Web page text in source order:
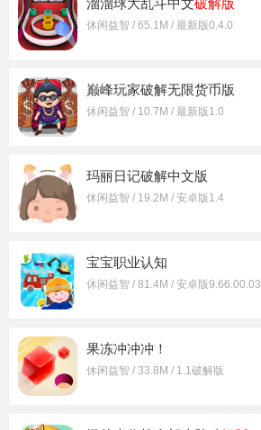
溜溜球大乱斗中文破解版
休闲益智 / 65.1M / 最新版0.4.0
巅峰玩家破解无限货币版
休闲益智 / 10.7M / 最新版1.0
玛丽日记破解中文版
休闲益智 / 19.2M / 安卓版1.4
宝宝职业认知
休闲益智 / 81.4M / 安卓版9.66.00.03
果冻冲冲冲！
休闲益智 / 33.8M / 1.1破解版